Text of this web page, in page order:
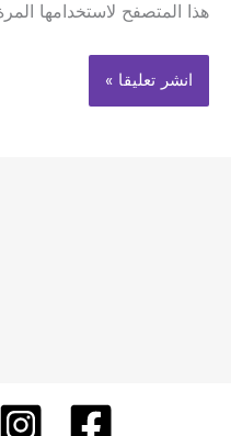
هذا المتصفح لاستخدامها